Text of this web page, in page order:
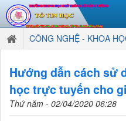
CÔNG NGHỆ - KHOA
Hướng dẫn cách sử
học trực tuyến cho
Thứ năm - 02/04/2020 06:28